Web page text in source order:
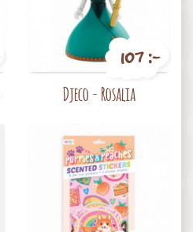
107 :-
Djeco - Rosalia